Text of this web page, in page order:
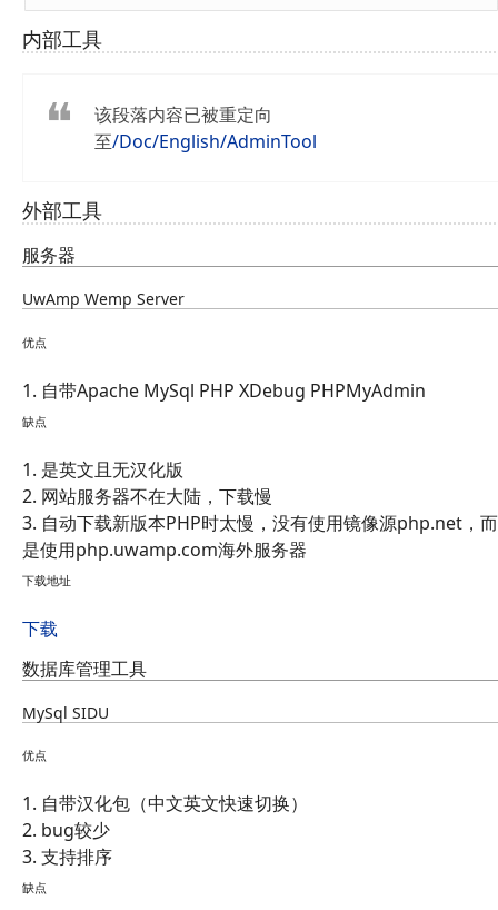
内部工具
该段落内容已被重定向
至/Doc/English/AdminTool
外部工具
服务器
UwAmp Wemp Server
优点
1. 自带Apache MySql PHP XDebug PHPMyAdmin
缺点
1. 是英文且无汉化版
2. 网站服务器不在大陆，下载慢
3. 自动下载新版本PHP时太慢，没有使用镜像源php.net，而
是使用php.uwamp.com海外服务器
下载地址
下载
数据库管理工具
MySql SIDU
优点
1. 自带汉化包（中文英文快速切换）
2. bug较少
3. 支持排序
缺点